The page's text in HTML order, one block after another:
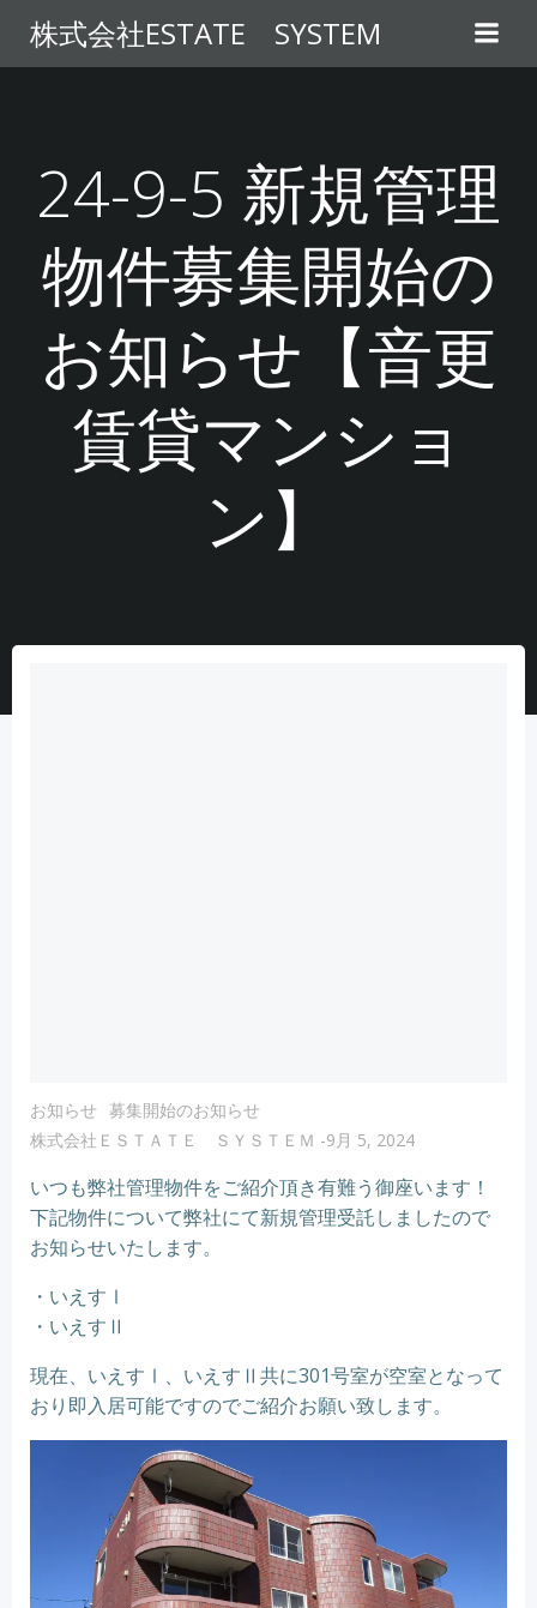
ン
テ
ス
キ
ッ
プ
株式会社ESTATE SYSTEM
24-9-5 新規管理
物件募集開始の
お知らせ【音更
賃貸マンショ
ン】
お知らせ 募集開始のお知らせ
株式会社ＥＳＴＡＴＥ ＳＹＳＴＥＭ -9月 5, 2024
いつも弊社管理物件をご紹介頂き有難う御座います！
下記物件について弊社にて新規管理受託しましたので
お知らせいたします。
・いえすⅠ
・いえすⅡ
現在、いえすⅠ、いえすⅡ共に301号室が空室となって
おり即入居可能ですのでご紹介お願い致します。